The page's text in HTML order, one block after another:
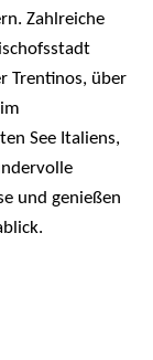
Zahlreiche
Trentinos, über
See Italiens,
und genießen